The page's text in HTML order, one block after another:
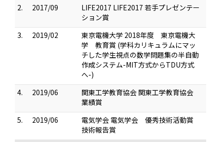
2. 2017/09
LIFE2017 LIFE2017 若手プレゼンテー
ション賞
3.
2019/02
東京電機大学 2018年度 東京電機大
学 教育賞 (学科カリキュラムにマッ
チした学生視点の数学問題集の半自動
作成システム-MIT方式からTDU方式
へ-)
4.
2019/06
関東工学教育協会 関東工学教育協会
業績賞
5.
2019/06
電気学会 電気学会 優秀技術活動賞
技術報告賞